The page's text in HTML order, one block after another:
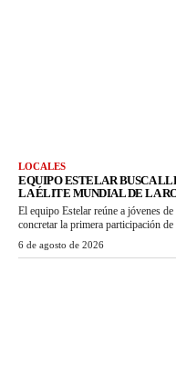
LOCALES
EQUIPO ESTELAR BUSCA
LA ÉLITE MUNDIAL DE LA
El equipo Estelar reúne a jóvenes
concretar la primera participación
6 de agosto de 2026